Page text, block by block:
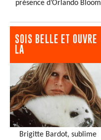
présence d’Orlando Bloom
SOIS BELLE ET OUVRE
LA
Brigitte Bardot, sublime